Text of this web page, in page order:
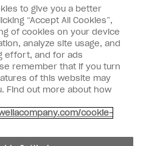
さい
to give you a better
“Accept All Cookies”,
of cookies on your device
analyze site usage, and
effort, and for ads
remember that if you turn
of this website may
Find out more about how
cookie-